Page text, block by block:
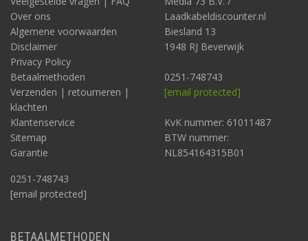
Over ons
Algemene voorwaarden
Disclaimer
Privacy Policy
Betaalmethoden
Verzenden | retourneren |
klachten
Klantenservice
Sitemap
Garantie
0251-748743
[email protected]
Laadkabeldiscounter.nl
Biesland 13
1948 RJ Beverwijk
0251-748743
[email protected]
KvK nummer: 61011487
BTW nummer:
NL854164315B01
BETAALMETHODEN